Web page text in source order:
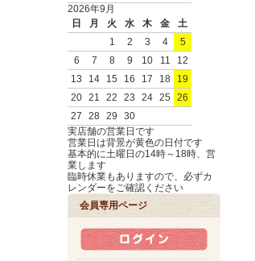
2026年9月
日
月 火 水 木 金
土
1
2 3 4
5
6
7 8 9 10 11
12
13
14 15 16 17 18
19
20 21 22 23 24 25
26
27
28 29
30
実店舗の営業日です
営業日は背景が黄色の日付です
基本的に土曜日の14時～18時、営
業します
臨時休業もありますので、必ずカ
レンダーをご確認ください
会員専用ページ